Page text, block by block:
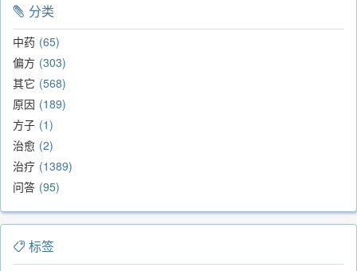
分类
中药 65
偏方 303
其它 568
原因 189
方子 1
治愈 2
治疗 1389
问答 95
标签